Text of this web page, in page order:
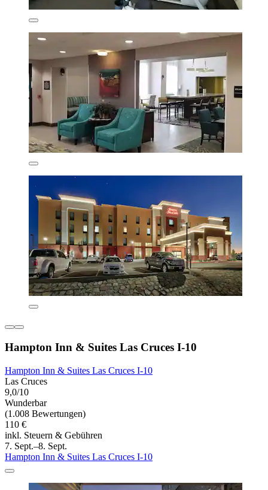
Hampton Inn & Suites Las Cruces I-10
Hampton Inn & Suites Las Cruces I-10
Las Cruces
9,0/10
Wunderbar
(1.008 Bewertungen)
110 €
inkl. Steuern & Gebühren
7. Sept.–8. Sept.
Hampton Inn & Suites Las Cruces I-10